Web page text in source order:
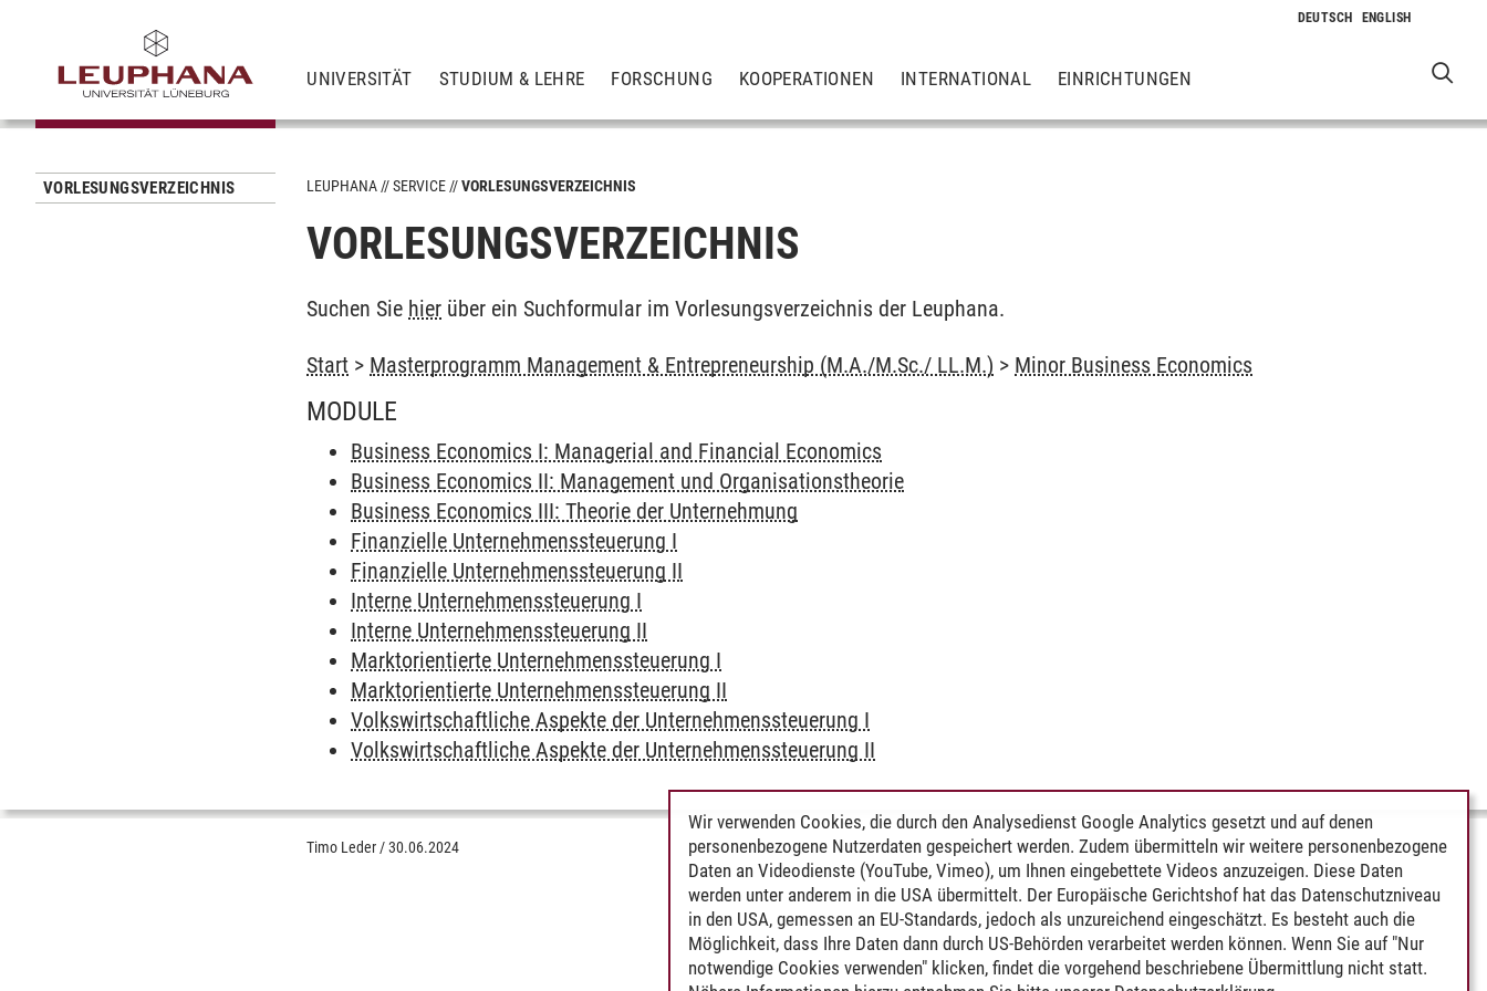
UNIVERSITÄT STUDIUM & LEHRE FORSCHUNG KOOPERATIONEN INTERNATIONAL EINRICHTUNGEN
VORLESUNGSVERZEICHNIS LEUPHANA SERVICE VORLESUNGSVERZEICHNIS
VORLESUNGSVERZEICHNIS
Suchen Sie hier über ein Suchformular im Vorlesungsverzeichnis der Leuphana.
Start > Masterprogramm Management & Entrepreneurship (M.A./M.Sc./ LL.M.) > Minor Business Economics
MODULE
Business Economics I: Managerial and Financial Economics
Business Economics II: Management und Organisationstheorie
Business Economics III: Theorie der Unternehmung
Finanzielle Unternehmenssteuerung I
Finanzielle Unternehmenssteuerung II
Interne Unternehmenssteuerung I
Interne Unternehmenssteuerung II
Marktorientierte Unternehmenssteuerung I
Marktorientierte Unternehmenssteuerung II
Volkswirtschaftliche Aspekte der Unternehmenssteuerung I
Volkswirtschaftliche Aspekte der Unternehmenssteuerung II
Timo Leder /30.06.2024
Wir verwenden Cookies, die durch den Analysedienst Google Analytics gesetzt und auf denen
personenbezogene Nutzerdaten gespeichert werden. Zudem übermitteln wir weitere personenbezogene
Daten an Videodienste (YouTube, Vimeo), um Ihnen eingebettete Videos anzuzeigen. Diese Daten
werden unter anderem in die USA übermittelt. Der Europäische Gerichtshof hat das Datenschutzniveau
in den USA, gemessen an EU-Standards, jedoch als unzureichend eingeschätzt. Es besteht auch die
Möglichkeit, dass Ihre Daten dann durch US-Behörden verarbeitet werden können. Wenn Sie auf "Nur
notwendige Cookies verwenden" klicken, findet die vorgehend beschriebene Übermittlung nicht statt.